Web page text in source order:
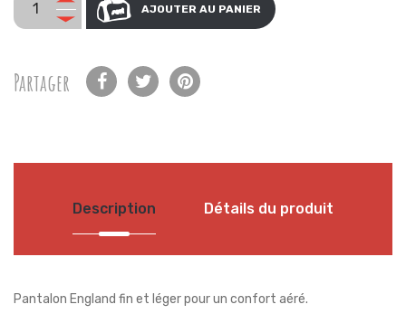
AJOUTER AU PANIER
Partager
Description Détails du produit
Pantalon England fin et léger pour un confort aéré.